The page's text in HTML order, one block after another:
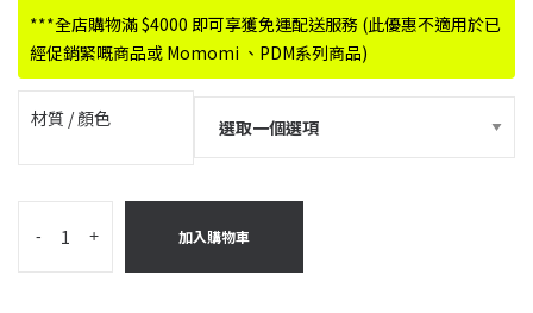
***全店購物滿 $4000 即可享獲免運配送服務 (此優惠不適用於已
經促銷緊嘅商品或 Momomi 、PDM系列商品)
材質 / 顏色
- + 加入購物車